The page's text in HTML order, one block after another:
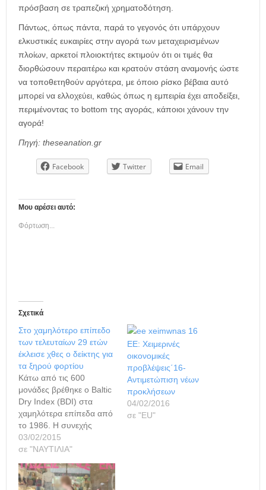
πρόσβαση σε τραπεζική χρηματοδότηση.
Πάντως, όπως πάντα, παρά το γεγονός ότι υπάρχουν
ελκυστικές ευκαιρίες στην αγορά των μεταχειρισμένων
πλοίων, αρκετοί πλοιοκτήτες εκτιμούν ότι οι τιμές θα
διορθώσουν περαιτέρω και κρατούν στάση αναμονής ώστε
να τοποθετηθούν αργότερα, με όποιο ρίσκο βέβαια αυτό
μπορεί να ελλοχεύει, καθώς όπως η εμπειρία έχει αποδείξει,
περιμένοντας το bottom της αγοράς, κάποιοι χάνουν την
αγορά!
Πηγή: theseanation.gr
Facebook Twitter Email
Μου αρέσει αυτό:
Φόρτωση...
Σχετικά
Στο χαμηλότερο επίπεδο
των τελευταίων 29 ετών
έκλεισε χθες ο δείκτης για
τα ξηρού φορτίου
Κάτω από τις 600
μονάδες βρέθηκε ο Baltic
Dry Index (BDI) στα
χαμηλότερα επίπεδα από
το 1986. Η συνεχής
πτώση του δείκτη της
ναυλαγοράς ξηρού
τους ειδικούς κακό
σημάδι για την παγκόσμια
03/02/2015
σε "ΝΑΥΤΙΛΙΑ"
ΕΕ: Χειμερινές
οικονομικές
προβλέψεις΄16-
Αντιμετώπιση νέων
προκλήσεων
04/02/2016
σε "ΕU"